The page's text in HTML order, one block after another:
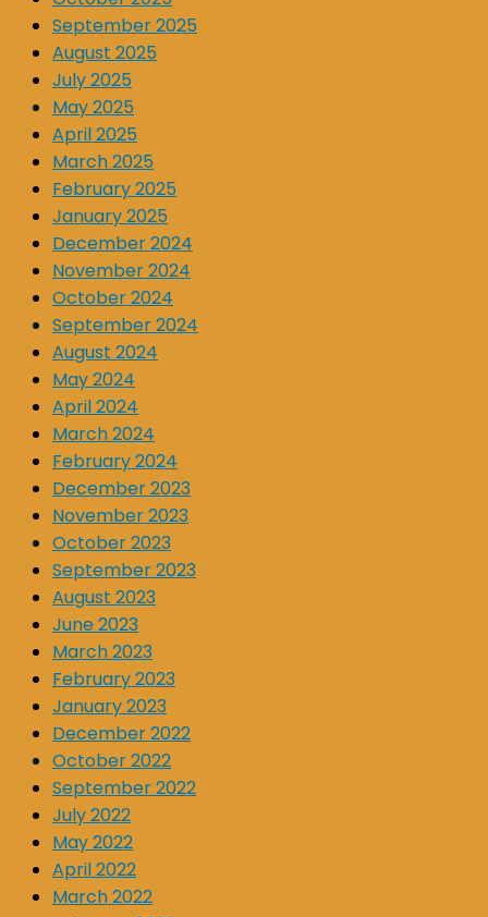
September 2025
August 2025
July 2025
May 2025
April 2025
March 2025
February 2025
January 2025
December 2024
November 2024
October 2024
September 2024
August 2024
May 2024
April 2024
March 2024
February 2024
December 2023
November 2023
October 2023
September 2023
August 2023
June 2023
March 2023
February 2023
January 2023
December 2022
October 2022
September 2022
July 2022
May 2022
April 2022
March 2022